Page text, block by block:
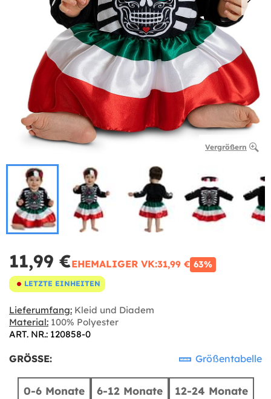
Vergrößern
11,99 €EHEMALIGER VK:31,99 € 63%
LETZTE EINHEITEN
Lieferumfang: Kleid und Diadem
Material: 100% Polyester
ART. NR.: 120858-0
GRÖSSE: Größentabelle
0-6 Monate 6-12 Monate 12-24 Monate